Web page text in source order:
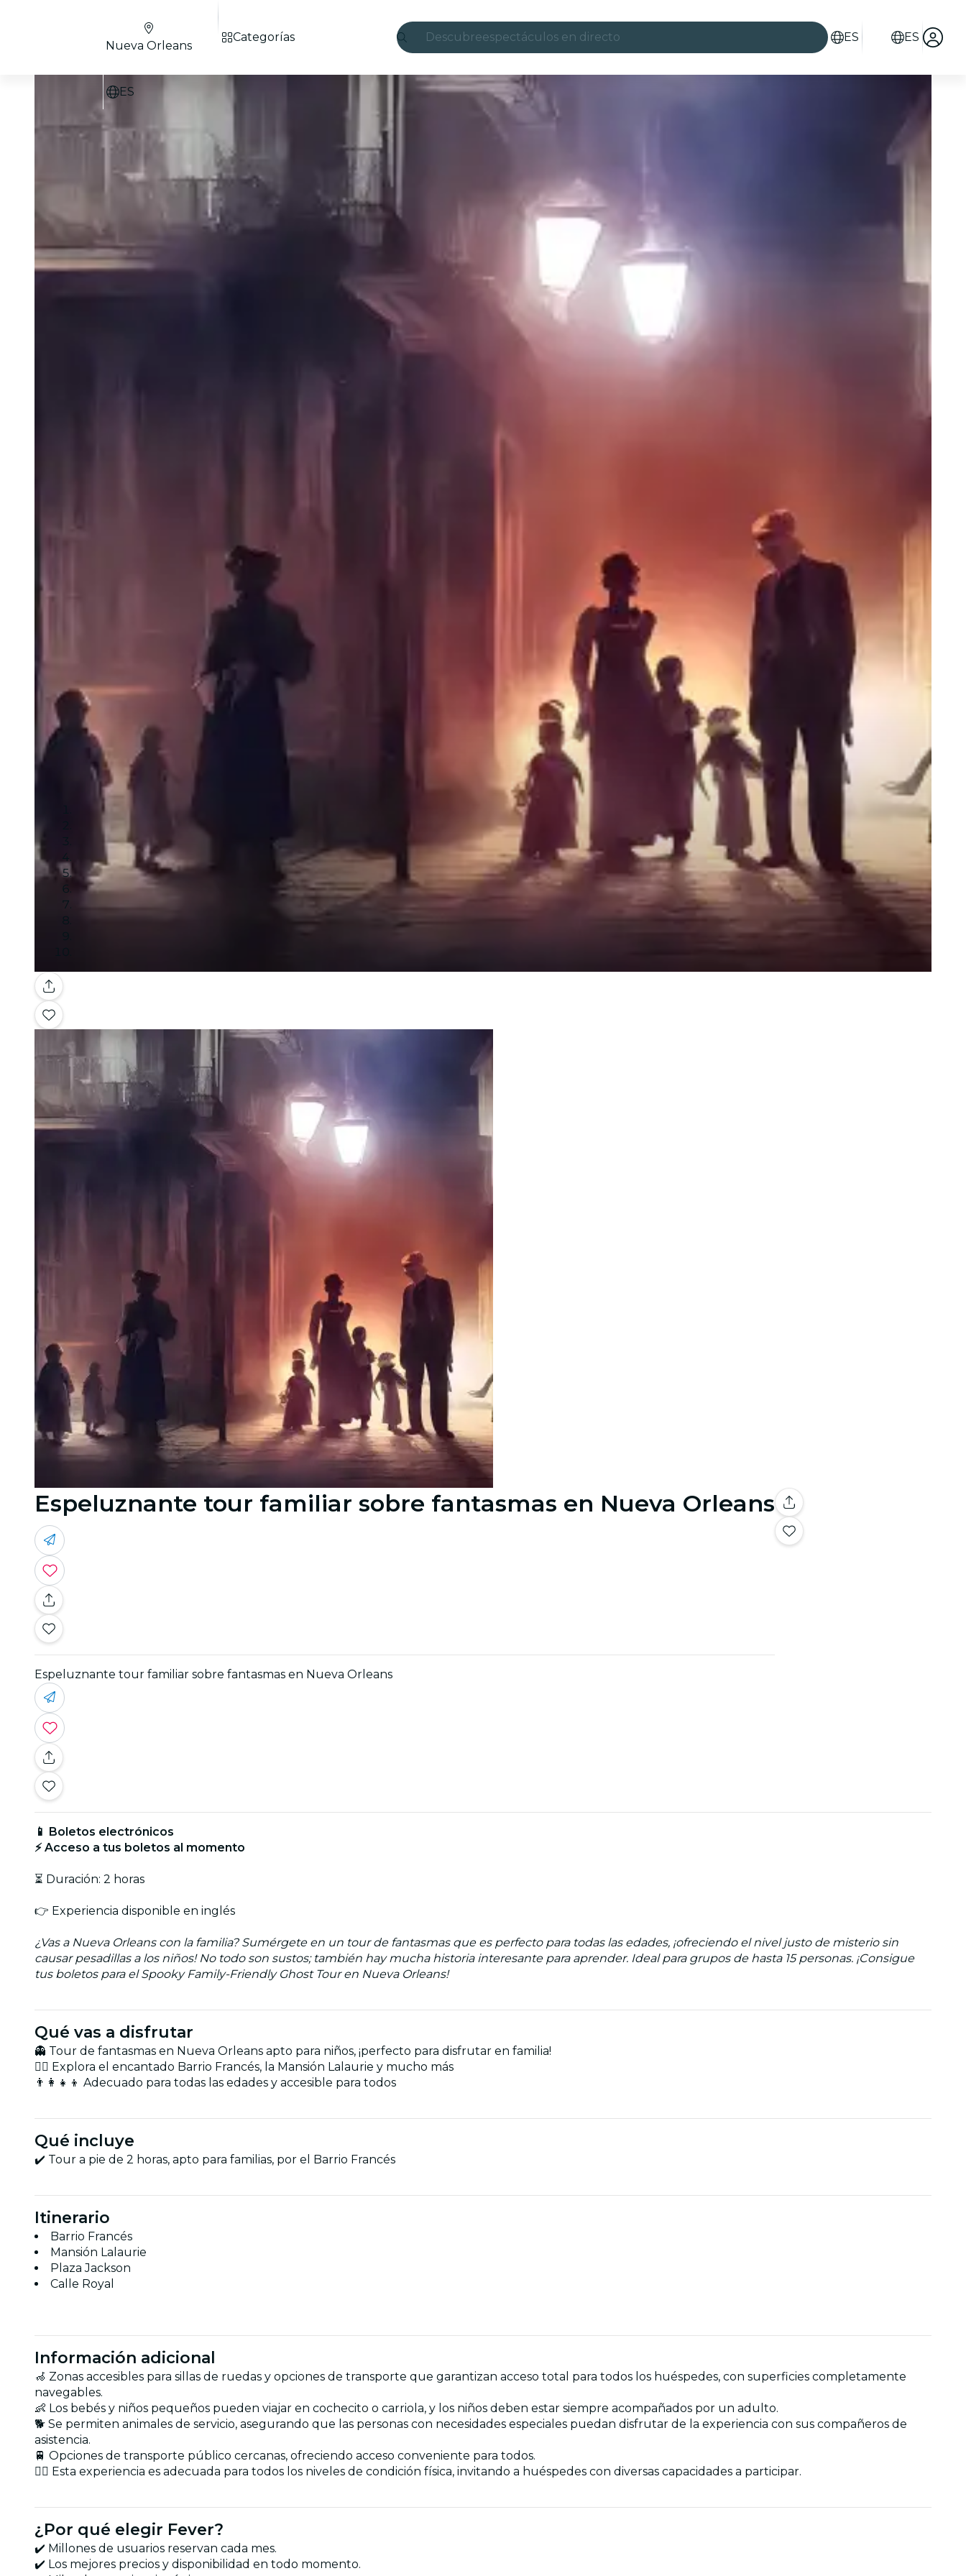
Descubreespectáculos en directo
candlelight
Londres
São Paulo
exposiciones
recorridos por la ciudad
conciertos
ES ES
Nueva Orleans
ES
Categorías
Galería
Espeluznante tour familiar sobre fantasmas en Nueva Orleans
Espeluznante tour familiar sobre fantasmas en Nueva Orleans
📱 Boletos electrónicos
⚡ Acceso a tus boletos al momento
⏳ Duración: 2 horas
👉 Experiencia disponible en inglés
¿Vas a Nueva Orleans con la familia? Sumérgete en un tour de fantasmas que es perfecto para todas las edades, ¡ofreciendo el nivel justo de misterio sin
causar pesadillas a los niños! No todo son sustos; también hay mucha historia interesante para aprender. Ideal para grupos de hasta 15 personas. ¡Consigue
tus boletos para el Spooky Family-Friendly Ghost Tour en Nueva Orleans!
Qué vas a disfrutar
👻 Tour de fantasmas en Nueva Orleans apto para niños, ¡perfecto para disfrutar en familia!
🚶‍♂️ Explora el encantado Barrio Francés, la Mansión Lalaurie y mucho más
👨‍👩‍👧‍👦 Adecuado para todas las edades y accesible para todos
Qué incluye
✔️ Tour a pie de 2 horas, apto para familias, por el Barrio Francés
Itinerario
Barrio Francés
Mansión Lalaurie
Plaza Jackson
Calle Royal
Información adicional
🦽 Zonas accesibles para sillas de ruedas y opciones de transporte que garantizan acceso total para todos los huéspedes, con superficies completamente
navegables.
👶 Los bebés y niños pequeños pueden viajar en cochecito o carriola, y los niños deben estar siempre acompañados por un adulto.
🐕 Se permiten animales de servicio, asegurando que las personas con necesidades especiales puedan disfrutar de la experiencia con sus compañeros de
asistencia.
🚆 Opciones de transporte público cercanas, ofreciendo acceso conveniente para todos.
🏋️‍♂️ Esta experiencia es adecuada para todos los niveles de condición física, invitando a huéspedes con diversas capacidades a participar.
¿Por qué elegir Fever?
✔️ Millones de usuarios reservan cada mes.
✔️ Los mejores precios y disponibilidad en todo momento.